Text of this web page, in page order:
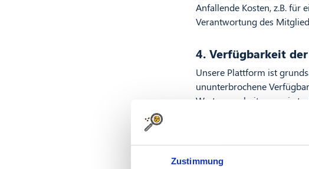
Zustimmung
Anfallende Kosten, z.B. für
Verantwortung des
4. Verfügbarkeit
Unsere Plattform ist
ununterbrochene
Wartungsarbeiten sowie
5. Angaben zum